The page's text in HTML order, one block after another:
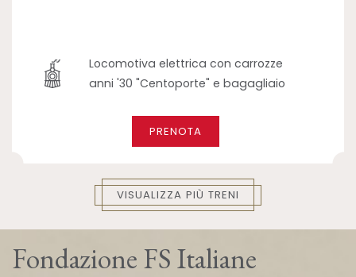
Locomotiva elettrica con carrozze
anni '30 "Centoporte" e bagagliaio
PRENOTA
VISUALIZZA PIÙ TRENI
Fondazione FS Italiane